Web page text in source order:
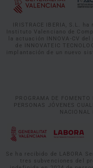
IRISTRACE IBERIA, S.L.
Instituto Valenciano de
la actuación INNOVA-CV
de INNOVATEIC
implantación de un nuevo
PROGRAMA DE
PERSONAS JÓVENES
NACIONAL
Se ha recibido de LABORA
tres subvenciones del